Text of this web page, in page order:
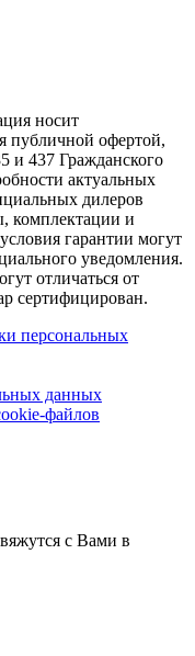
носит
публичной офертой,
и 437 Гражданского
актуальных
дилеров
комплектации и
гарантии могут
уведомления.
отличаться от
сертифицирован.
персональных
данных
файлов
с Вами в